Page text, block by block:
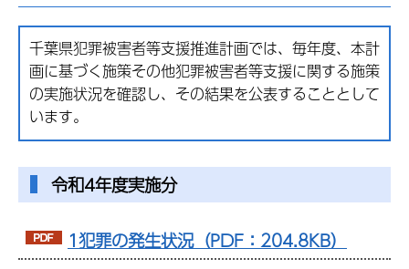
千葉県犯罪被害者等支援推進計画では、毎年度、本計
画に基づく施策その他犯罪被害者等支援に関する施策
の実施状況を確認し、その結果を公表することとして
います。
令和4年度実施分
1犯罪の発生状況（PDF：204.8KB）